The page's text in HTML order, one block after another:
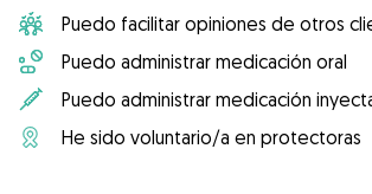
Puedo facilitar opiniones de otros
Puedo administrar medicación oral
Puedo administrar medicación
He sido voluntario/a en protectoras